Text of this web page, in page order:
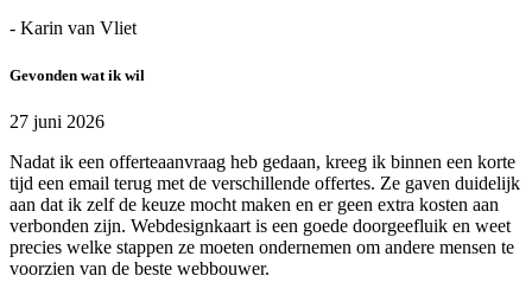
- Karin van Vliet
Gevonden wat ik wil
27 juni 2026
Nadat ik een offerteaanvraag heb gedaan, kreeg ik binnen een korte
tijd een email terug met de verschillende offertes. Ze gaven duidelijk
aan dat ik zelf de keuze mocht maken en er geen extra kosten aan
verbonden zijn. Webdesignkaart is een goede doorgeefluik en weet
precies welke stappen ze moeten ondernemen om andere mensen te
voorzien van de beste webbouwer.